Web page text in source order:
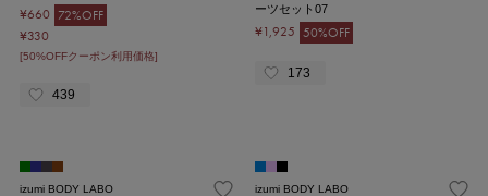
¥660 72%OFF
¥330
[50%OFFクーポン利用価格]
439
ーツセット07
¥1,925 50%OFF
173
izumi BODY LABO izumi BODY LABO